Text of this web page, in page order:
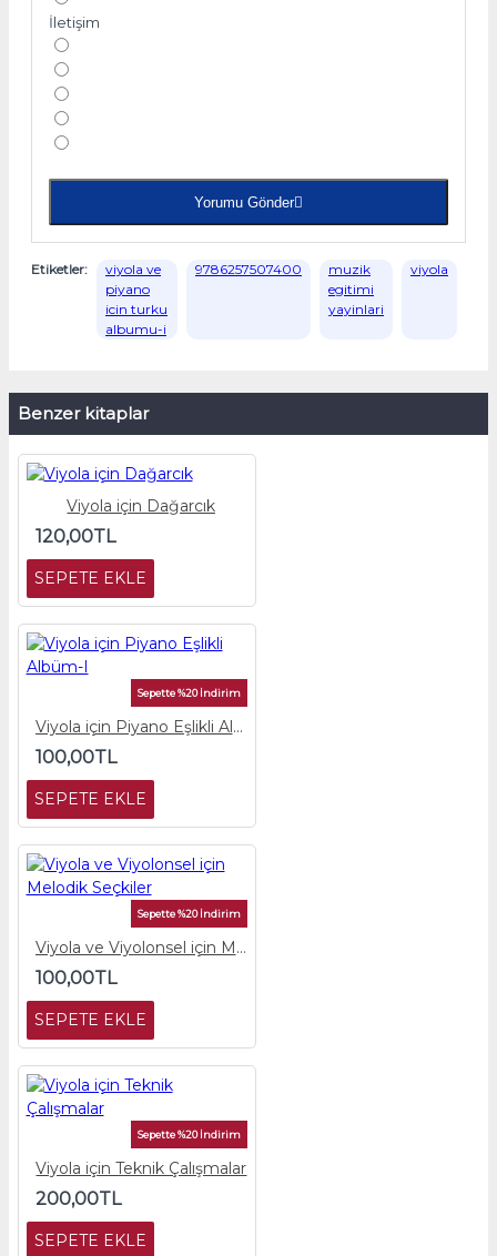
İletişim
Yorumu Gönder
Etiketler:
viyola ve
piyano
icin turku
albumu-i
9786257507400
muzik
egitimi
yayinlari
viyola
Benzer kitaplar
Viyola için Dağarcık
120,00TL
SEPETE EKLE
Sepette %20 İndirim
Viyola için Piyano Eşlikli Albüm-I
100,00TL
SEPETE EKLE
Sepette %20 İndirim
Viyola ve Viyolonsel için Melodik Seçkiler
100,00TL
SEPETE EKLE
Sepette %20 İndirim
Viyola için Teknik Çalışmalar
200,00TL
SEPETE EKLE